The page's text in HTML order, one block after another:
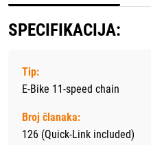
SPECIFIKACIJA:
Tip:
E-Bike 11-speed chain
Broj članaka:
126 (Quick-Link included)